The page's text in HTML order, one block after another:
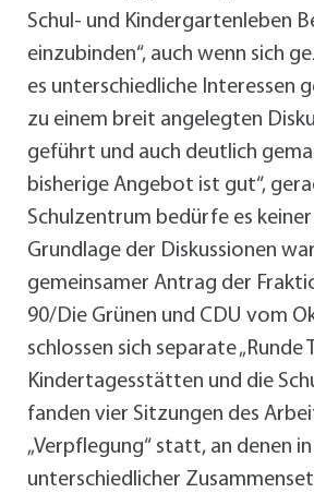
Schul- und Kindergartenleben
einzubinden“, auch wenn sich
es unterschiedliche Interessen
zu einem breit angelegten
geführt und auch deutlich
bisherige Angebot ist gut“,
Schulzentrum bedürfe es
Grundlage der Diskussionen
gemeinsamer Antrag der
90/Die Grünen und CDU vom
schlossen sich separate „Runde
Kindertagesstätten und die
fanden vier Sitzungen des
„Verpflegung“ statt, an denen in
unterschiedlicher